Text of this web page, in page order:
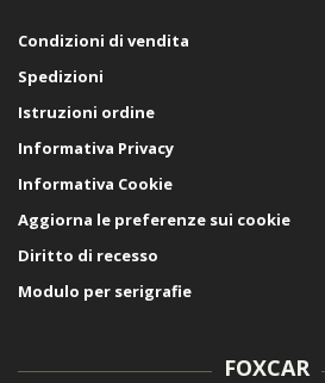
Condizioni di vendita
Spedizioni
Istruzioni ordine
Informativa Privacy
Informativa Cookie
Aggiorna le preferenze sui cookie
Diritto di recesso
Modulo per serigrafie
FOXCAR